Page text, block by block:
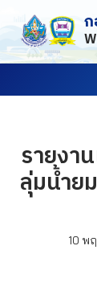
Skip
to
ก
รายงา
ลุ่มน้ำย
10 พ